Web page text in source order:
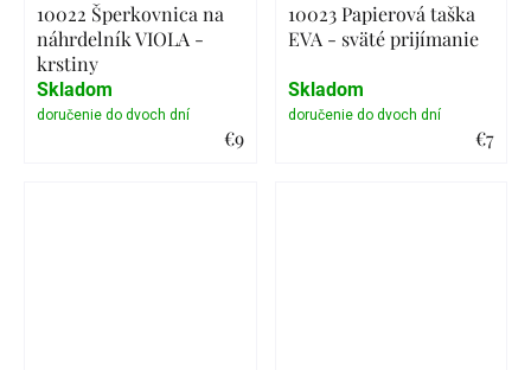
10022 Šperkovnica na
náhrdelník VIOLA -
krstiny
€9
Skladom
10023 Papierová taška
EVA - sväté prijímanie
€7
Skladom